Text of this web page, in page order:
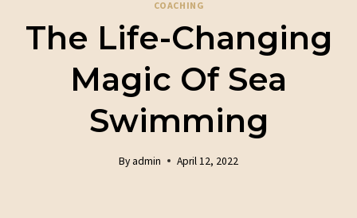
COACHING
The Life-Changing
Magic Of Sea
Swimming
Byadmin April 12, 2022